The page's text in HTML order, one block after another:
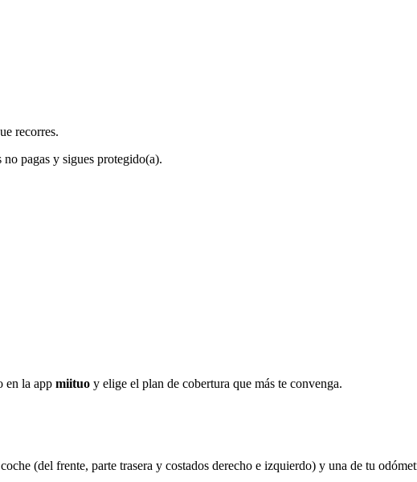
recorres.
pagas y sigues protegido(a).
en la app miituo y elige el plan de cobertura que más te convenga.
(del frente, parte trasera y costados derecho e izquierdo) y una de tu